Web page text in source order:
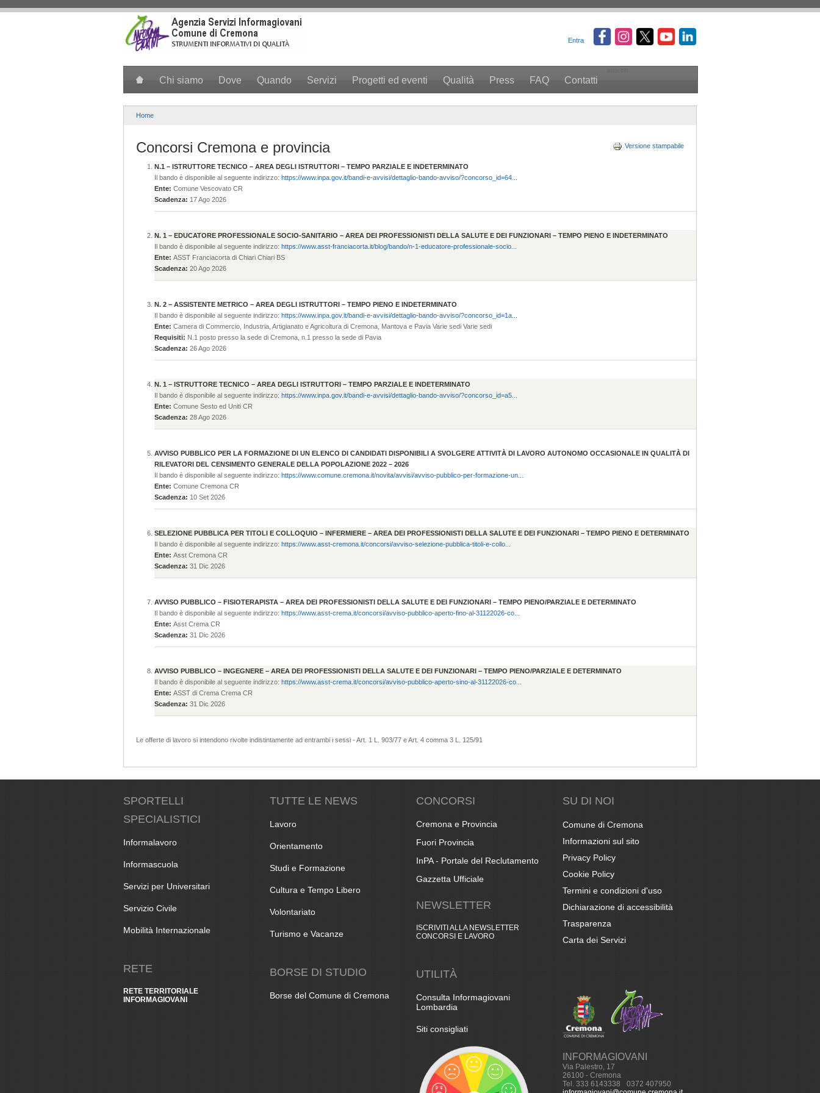
Entra
Chi siamo Dove Quando Servizi Progetti ed eventi Qualità Press FAQ Contatti
Home
Versione stampabile
Concorsi Cremona e provincia
N.1 – ISTRUTTORE TECNICO – AREA DEGLI ISTRUTTORI – TEMPO PARZIALE E INDETERMINATO
Il bando è disponibile al seguente indirizzo: https://www.inpa.gov.it/bandi-e-avvisi/dettaglio-bando-avviso/?concorso_id=64...
Ente: Comune Vescovato CR
Scadenza: 17 Ago 2026
N. 1 – EDUCATORE PROFESSIONALE SOCIO-SANITARIO – AREA DEI PROFESSIONISTI DELLA SALUTE E DEI FUNZIONARI – TEMPO PIENO E INDETERMINATO
Il bando è disponibile al seguente indirizzo: https://www.asst-franciacorta.it/blog/bando/n-1-educatore-professionale-socio...
Ente: ASST Franciacorta di Chiari Chiari BS
Scadenza: 20 Ago 2026
N. 2 – ASSISTENTE METRICO – AREA DEGLI ISTRUTTORI – TEMPO PIENO E INDETERMINATO
Il bando è disponibile al seguente indirizzo: https://www.inpa.gov.it/bandi-e-avvisi/dettaglio-bando-avviso/?concorso_id=1a...
Ente: Camera di Commercio, Industria, Artigianato e Agricoltura di Cremona, Mantova e Pavia Varie sedi Varie sedi
Requisiti: N.1 posto presso la sede di Cremona, n.1 presso la sede di Pavia
Scadenza: 26 Ago 2026
N. 1 – ISTRUTTORE TECNICO – AREA DEGLI ISTRUTTORI – TEMPO PARZIALE E INDETERMINATO
Il bando è disponibile al seguente indirizzo: https://www.inpa.gov.it/bandi-e-avvisi/dettaglio-bando-avviso/?concorso_id=a5...
Ente: Comune Sesto ed Uniti CR
Scadenza: 28 Ago 2026
AVVISO PUBBLICO PER LA FORMAZIONE DI UN ELENCO DI CANDIDATI DISPONIBILI A SVOLGERE ATTIVITÀ DI LAVORO AUTONOMO OCCASIONALE IN QUALITÀ DI
RILEVATORI DEL CENSIMENTO GENERALE DELLA POPOLAZIONE 2022 – 2026
Il bando è disponibile al seguente indirizzo: https://www.comune.cremona.it/novita/avvisi/avviso-pubblico-per-formazione-un...
Ente: Comune Cremona CR
Scadenza: 10 Set 2026
SELEZIONE PUBBLICA PER TITOLI E COLLOQUIO – INFERMIERE – AREA DEI PROFESSIONISTI DELLA SALUTE E DEI FUNZIONARI – TEMPO PIENO E DETERMINATO
Il bando è disponibile al seguente indirizzo: https://www.asst-cremona.it/concorsi/avviso-selezione-pubblica-titoli-e-collo...
Ente: Asst Cremona CR
Scadenza: 31 Dic 2026
AVVISO PUBBLICO – FISIOTERAPISTA – AREA DEI PROFESSIONISTI DELLA SALUTE E DEI FUNZIONARI – TEMPO PIENO/PARZIALE E DETERMINATO
Il bando è disponibile al seguente indirizzo: https://www.asst-crema.it/concorsi/avviso-pubblico-aperto-fino-al-31122026-co...
Ente: Asst Crema CR
Scadenza: 31 Dic 2026
AVVISO PUBBLICO – INGEGNERE – AREA DEI PROFESSIONISTI DELLA SALUTE E DEI FUNZIONARI – TEMPO PIENO/PARZIALE E DETERMINATO
Il bando è disponibile al seguente indirizzo: https://www.asst-crema.it/concorsi/avviso-pubblico-aperto-sino-al-31122026-co...
Ente: ASST di Crema Crema CR
Scadenza: 31 Dic 2026
Le offerte di lavoro si intendono rivolte indistintamente ad entrambi i sessi - Art. 1 L. 903/77 e Art. 4 comma 3 L. 125/91
SPORTELLI
SPECIALISTICI
Informalavoro
Informascuola
Servizi per Universitari
Servizio Civile
Mobilità Internazionale
RETE
RETE TERRITORIALE
INFORMAGIOVANI
TUTTE LE NEWS
Lavoro
Orientamento
Studi e Formazione
Cultura e Tempo Libero
Volontariato
Turismo e Vacanze
BORSE DI STUDIO
Borse del Comune di Cremona
CONCORSI
Cremona e Provincia
Fuori Provincia
InPA - Portale del Reclutamento
Gazzetta Ufficiale
NEWSLETTER
ISCRIVITI ALLA NEWSLETTER
CONCORSI E LAVORO
UTILITÀ
Consulta Informagiovani
Lombardia
Siti consigliati
SU DI NOI
Comune di Cremona
Informazioni sul sito
Privacy Policy
Cookie Policy
Termini e condizioni d'uso
Dichiarazione di accessibilità
Trasparenza
Carta dei Servizi
INFORMAGIOVANI
Via Palestro, 17
26100 - Cremona
Tel. 333 6143338
0372 407950